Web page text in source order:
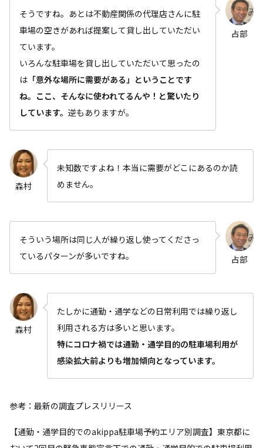
そうですね。あとは不動産関係の代理店さんに駐
車場の空きがあれば提案して貸し出していただい
ています。
いろんな駐車場を貸し出していただいて思ったの
は 「意外な場所に需要がある」ということです
ね。ここ、そんなに使われてるんや！と驚いたり
しています。 逆もありますが。
占部
森村
未知数ですよね！本当に需要がどこにあるのか読
めません。
そういう場所は同じ人が繰り返し使ってくださっ
ているパターンが多いですね。
占部
森村
たしかに通勤・通学などの日常利用では繰り返し
利用される方は多いと思います。
特にコロナ禍では通勤・通学目的の駐車場利用が
感染拡大前よりも増加傾向となっています。
参考：最新の調査プレスリリース
【通勤・通学目的でのakippa駐車場予約エリア別調査】東京都に